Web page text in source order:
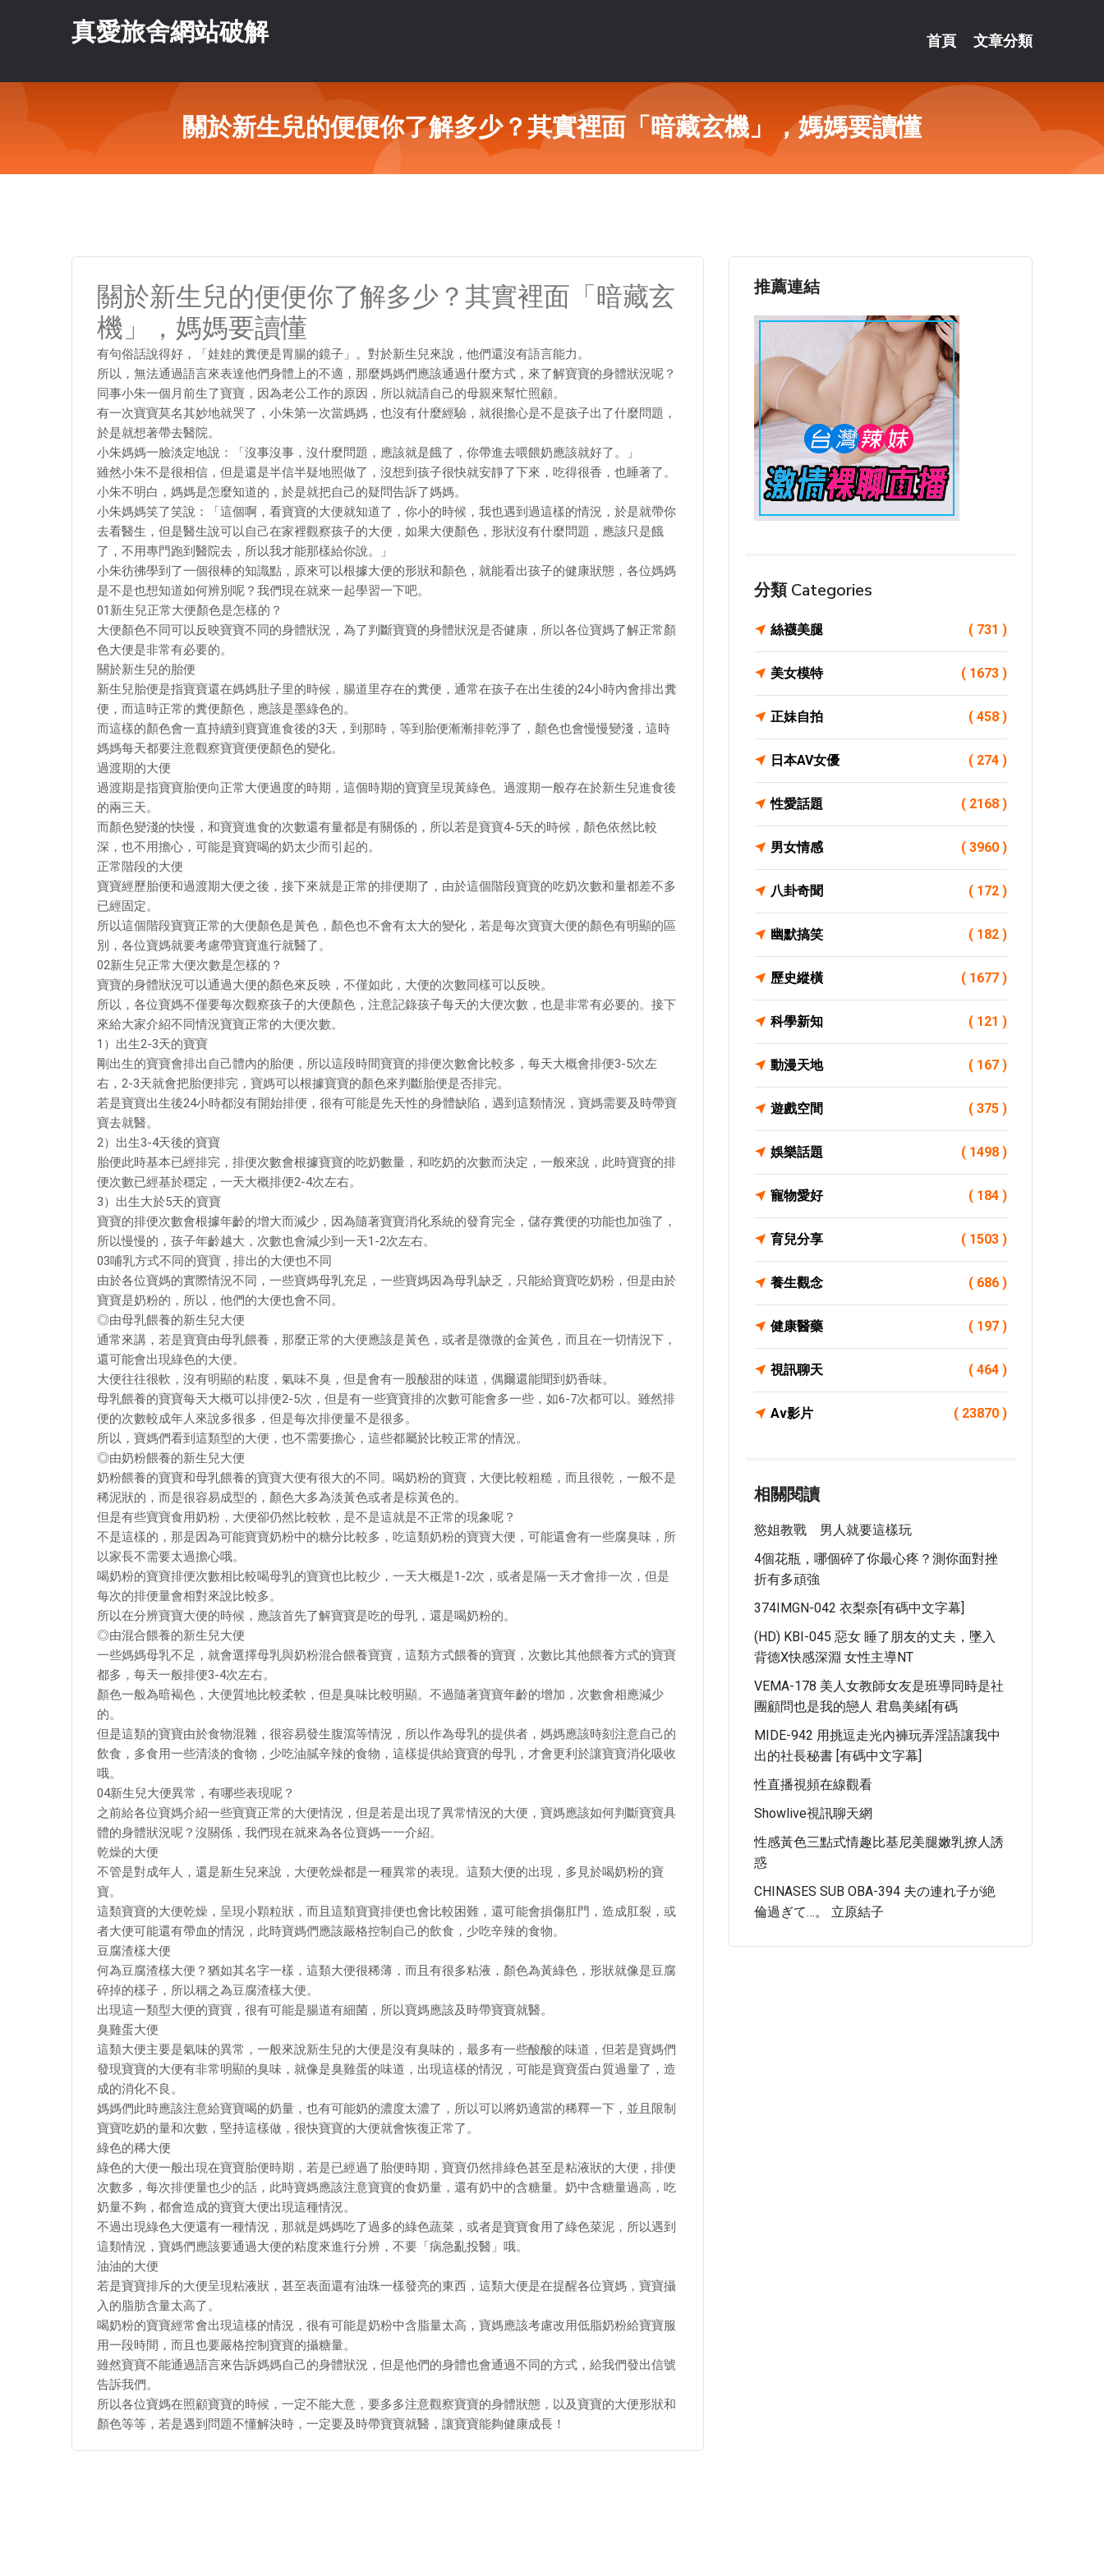
真愛旅舍網站破解 首頁 文章分類
關於新生兒的便便你了解多少？其實裡面「暗藏玄機」，媽媽要讀懂
關於新生兒的便便你了解多少？其實裡面「暗藏玄
機」，媽媽要讀懂
有句俗話說得好，「娃娃的糞便是胃腸的鏡子」。對於新生兒來說，他們還沒有語言能力。
所以，無法通過語言來表達他們身體上的不適，那麼媽媽們應該通過什麼方式，來了解寶寶的身體狀況呢？
同事小朱一個月前生了寶寶，因為老公工作的原因，所以就請自己的母親來幫忙照顧。
有一次寶寶莫名其妙地就哭了，小朱第一次當媽媽，也沒有什麼經驗，就很擔心是不是孩子出了什麼問題，
於是就想著帶去醫院。
小朱媽媽一臉淡定地說：「沒事沒事，沒什麼問題，應該就是餓了，你帶進去喂餵奶應該就好了。」
雖然小朱不是很相信，但是還是半信半疑地照做了，沒想到孩子很快就安靜了下來，吃得很香，也睡著了。
小朱不明白，媽媽是怎麼知道的，於是就把自己的疑問告訴了媽媽。
小朱媽媽笑了笑說：「這個啊，看寶寶的大便就知道了，你小的時候，我也遇到過這樣的情況，於是就帶你
去看醫生，但是醫生說可以自己在家裡觀察孩子的大便，如果大便顏色，形狀沒有什麼問題，應該只是餓
了，不用專門跑到醫院去，所以我才能那樣給你說。」
小朱彷彿學到了一個很棒的知識點，原來可以根據大便的形狀和顏色，就能看出孩子的健康狀態，各位媽媽
是不是也想知道如何辨別呢？我們現在就來一起學習一下吧。
01新生兒正常大便顏色是怎樣的？
大便顏色不同可以反映寶寶不同的身體狀況，為了判斷寶寶的身體狀況是否健康，所以各位寶媽了解正常顏
色大便是非常有必要的。
關於新生兒的胎便
新生兒胎便是指寶寶還在媽媽肚子里的時候，腸道里存在的糞便，通常在孩子在出生後的24小時內會排出糞
便，而這時正常的糞便顏色，應該是墨綠色的。
而這樣的顏色會一直持續到寶寶進食後的3天，到那時，等到胎便漸漸排乾淨了，顏色也會慢慢變淺，這時
媽媽每天都要注意觀察寶寶便便顏色的變化。
過渡期的大便
過渡期是指寶寶胎便向正常大便過度的時期，這個時期的寶寶呈現黃綠色。過渡期一般存在於新生兒進食後
的兩三天。
而顏色變淺的快慢，和寶寶進食的次數還有量都是有關係的，所以若是寶寶4-5天的時候，顏色依然比較
深，也不用擔心，可能是寶寶喝的奶太少而引起的。
正常階段的大便
寶寶經歷胎便和過渡期大便之後，接下來就是正常的排便期了，由於這個階段寶寶的吃奶次數和量都差不多
已經固定。
所以這個階段寶寶正常的大便顏色是黃色，顏色也不會有太大的變化，若是每次寶寶大便的顏色有明顯的區
別，各位寶媽就要考慮帶寶寶進行就醫了。
02新生兒正常大便次數是怎樣的？
寶寶的身體狀況可以通過大便的顏色來反映，不僅如此，大便的次數同樣可以反映。
所以，各位寶媽不僅要每次觀察孩子的大便顏色，注意記錄孩子每天的大便次數，也是非常有必要的。接下
來給大家介紹不同情況寶寶正常的大便次數。
1）出生2-3天的寶寶
剛出生的寶寶會排出自己體內的胎便，所以這段時間寶寶的排便次數會比較多，每天大概會排便3-5次左
右，2-3天就會把胎便排完，寶媽可以根據寶寶的顏色來判斷胎便是否排完。
若是寶寶出生後24小時都沒有開始排便，很有可能是先天性的身體缺陷，遇到這類情況，寶媽需要及時帶寶
寶去就醫。
2）出生3-4天後的寶寶
胎便此時基本已經排完，排便次數會根據寶寶的吃奶數量，和吃奶的次數而決定，一般來說，此時寶寶的排
便次數已經基於穩定，一天大概排便2-4次左右。
3）出生大於5天的寶寶
寶寶的排便次數會根據年齡的增大而減少，因為隨著寶寶消化系統的發育完全，儲存糞便的功能也加強了，
所以慢慢的，孩子年齡越大，次數也會減少到一天1-2次左右。
03哺乳方式不同的寶寶，排出的大便也不同
由於各位寶媽的實際情況不同，一些寶媽母乳充足，一些寶媽因為母乳缺乏，只能給寶寶吃奶粉，但是由於
寶寶是奶粉的，所以，他們的大便也會不同。
◎由母乳餵養的新生兒大便
通常來講，若是寶寶由母乳餵養，那麼正常的大便應該是黃色，或者是微微的金黃色，而且在一切情況下，
還可能會出現綠色的大便。
大便往往很軟，沒有明顯的粘度，氣味不臭，但是會有一股酸甜的味道，偶爾還能聞到奶香味。
母乳餵養的寶寶每天大概可以排便2-5次，但是有一些寶寶排的次數可能會多一些，如6-7次都可以。雖然排
便的次數較成年人來說多很多，但是每次排便量不是很多。
所以，寶媽們看到這類型的大便，也不需要擔心，這些都屬於比較正常的情況。
◎由奶粉餵養的新生兒大便
奶粉餵養的寶寶和母乳餵養的寶寶大便有很大的不同。喝奶粉的寶寶，大便比較粗糙，而且很乾，一般不是
稀泥狀的，而是很容易成型的，顏色大多為淡黃色或者是棕黃色的。
但是有些寶寶食用奶粉，大便卻仍然比較軟，是不是這就是不正常的現象呢？
不是這樣的，那是因為可能寶寶奶粉中的糖分比較多，吃這類奶粉的寶寶大便，可能還會有一些腐臭味，所
以家長不需要太過擔心哦。
喝奶粉的寶寶排便次數相比較喝母乳的寶寶也比較少，一天大概是1-2次，或者是隔一天才會排一次，但是
每次的排便量會相對來說比較多。
所以在分辨寶寶大便的時候，應該首先了解寶寶是吃的母乳，還是喝奶粉的。
◎由混合餵養的新生兒大便
一些媽媽母乳不足，就會選擇母乳與奶粉混合餵養寶寶，這類方式餵養的寶寶，次數比其他餵養方式的寶寶
都多，每天一般排便3-4次左右。
顏色一般為暗褐色，大便質地比較柔軟，但是臭味比較明顯。不過隨著寶寶年齡的增加，次數會相應減少
的。
但是這類的寶寶由於食物混雜，很容易發生腹瀉等情況，所以作為母乳的提供者，媽媽應該時刻注意自己的
飲食，多食用一些清淡的食物，少吃油膩辛辣的食物，這樣提供給寶寶的母乳，才會更利於讓寶寶消化吸收
哦。
04新生兒大便異常，有哪些表現呢？
之前給各位寶媽介紹一些寶寶正常的大便情況，但是若是出現了異常情況的大便，寶媽應該如何判斷寶寶具
體的身體狀況呢？沒關係，我們現在就來為各位寶媽一一介紹。
乾燥的大便
不管是對成年人，還是新生兒來說，大便乾燥都是一種異常的表現。這類大便的出現，多見於喝奶粉的寶
寶。
這類寶寶的大便乾燥，呈現小顆粒狀，而且這類寶寶排便也會比較困難，還可能會損傷肛門，造成肛裂，或
者大便可能還有帶血的情況，此時寶媽們應該嚴格控制自己的飲食，少吃辛辣的食物。
豆腐渣樣大便
何為豆腐渣樣大便？猶如其名字一樣，這類大便很稀薄，而且有很多粘液，顏色為黃綠色，形狀就像是豆腐
碎掉的樣子，所以稱之為豆腐渣樣大便。
出現這一類型大便的寶寶，很有可能是腸道有細菌，所以寶媽應該及時帶寶寶就醫。
臭雞蛋大便
這類大便主要是氣味的異常，一般來說新生兒的大便是沒有臭味的，最多有一些酸酸的味道，但若是寶媽們
發現寶寶的大便有非常明顯的臭味，就像是臭雞蛋的味道，出現這樣的情況，可能是寶寶蛋白質過量了，造
成的消化不良。
媽媽們此時應該注意給寶寶喝的奶量，也有可能奶的濃度太濃了，所以可以將奶適當的稀釋一下，並且限制
寶寶吃奶的量和次數，堅持這樣做，很快寶寶的大便就會恢復正常了。
綠色的稀大便
綠色的大便一般出現在寶寶胎便時期，若是已經過了胎便時期，寶寶仍然排綠色甚至是粘液狀的大便，排便
次數多，每次排便量也少的話，此時寶媽應該注意寶寶的食奶量，還有奶中的含糖量。奶中含糖量過高，吃
奶量不夠，都會造成的寶寶大便出現這種情況。
不過出現綠色大便還有一種情況，那就是媽媽吃了過多的綠色蔬菜，或者是寶寶食用了綠色菜泥，所以遇到
這類情況，寶媽們應該要通過大便的粘度來進行分辨，不要「病急亂投醫」哦。
油油的大便
若是寶寶排斥的大便呈現粘液狀，甚至表面還有油珠一樣發亮的東西，這類大便是在提醒各位寶媽，寶寶攝
入的脂肪含量太高了。
喝奶粉的寶寶經常會出現這樣的情況，很有可能是奶粉中含脂量太高，寶媽應該考慮改用低脂奶粉給寶寶服
用一段時間，而且也要嚴格控制寶寶的攝糖量。
雖然寶寶不能通過語言來告訴媽媽自己的身體狀況，但是他們的身體也會通過不同的方式，給我們發出信號
告訴我們。
所以各位寶媽在照顧寶寶的時候，一定不能大意，要多多注意觀察寶寶的身體狀態，以及寶寶的大便形狀和
顏色等等，若是遇到問題不懂解決時，一定要及時帶寶寶就醫，讓寶寶能夠健康成長！
推薦連結
分類 Categories
絲襪美腿 ( 731 )
美女模特 ( 1673 )
正妹自拍 ( 458 )
日本AV女優 ( 274 )
性愛話題 ( 2168 )
男女情感 ( 3960 )
八卦奇聞 ( 172 )
幽默搞笑 ( 182 )
歷史縱橫 ( 1677 )
科學新知 ( 121 )
動漫天地 ( 167 )
遊戲空間 ( 375 )
娛樂話題 ( 1498 )
寵物愛好 ( 184 )
育兒分享 ( 1503 )
養生觀念 ( 686 )
健康醫藥 ( 197 )
視訊聊天 ( 464 )
Av影片 ( 23870 )
相關閱讀
慾姐教戰 男人就要這樣玩
4個花瓶，哪個碎了你最心疼？測你面對挫
折有多頑強
374IMGN-042 衣梨奈[有碼中文字幕]
(HD) KBI-045 惡女 睡了朋友的丈夫，墜入
背德x快感深淵 女性主導NT
VEMA-178 美人女教師女友是班導同時是社
團顧問也是我的戀人 君島美緒[有碼
MIDE-942 用挑逗走光內褲玩弄淫語讓我中
出的社長秘書 [有碼中文字幕]
性直播視頻在線觀看
Showlive視訊聊天網
性感黃色三點式情趣比基尼美腿嫩乳撩人誘
惑
CHINASES SUB OBA-394 夫の連れ子が絶
倫過ぎて…。 立原結子